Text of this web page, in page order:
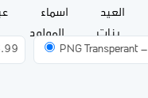
أسماء العيد
المولود بنات
عائلاتPNG Transperant–